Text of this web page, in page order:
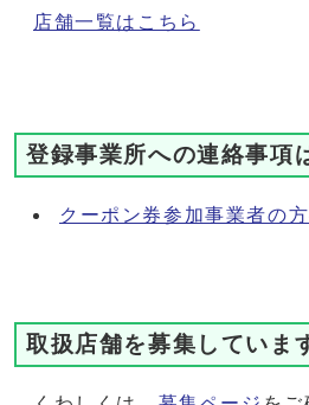
店舗一覧はこちら
登録事業所への連絡事項
クーポン券参加事業者の
取扱店舗を募集していま